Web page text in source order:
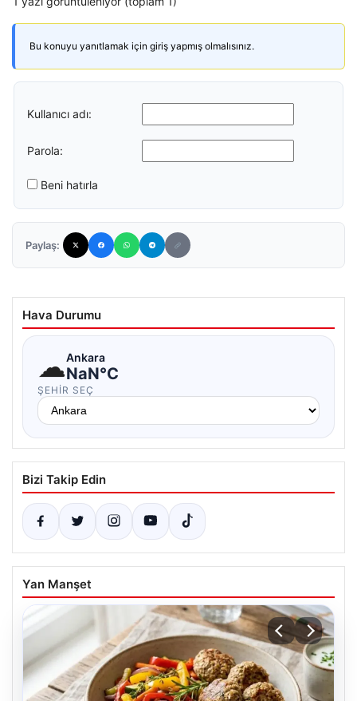
Bu konuyu yanıtlamak için giriş yapmış olmalısınız.
Kullanıcı adı:
Parola:
Beni hatırla
Paylaş:
Hava Durumu
☁Ankara
NaN°C
ŞEHIR SEÇ
Bizi Takip Edin
Yan Manşet